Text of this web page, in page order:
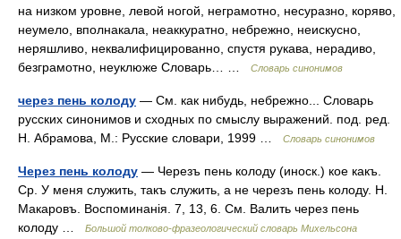
на низком уровне, левой ногой, неграмотно, несуразно, коряво,
неумело, вполнакала, неаккуратно, небрежно, неискусно,
неряшливо, неквалифицированно, спустя рукава, нерадиво,
безграмотно, неуклюже Словарь… …
Словарь синонимов
через пень колоду — См. как нибудь, небрежно... Словарь
русских синонимов и сходных по смыслу выражений. под. ред.
Н. Абрамова, М.: Русские словари, 1999 …
Словарь синонимов
Через пень колоду — Черезъ пень колоду (иноск.) кое какъ.
Ср. У меня служить, такъ служить, а не черезъ пень колоду. Н.
Макаровъ. Воспоминанія. 7, 13, 6. См. Валить через пень
колоду …
Большой толково-фразеологический словарь Михельсона